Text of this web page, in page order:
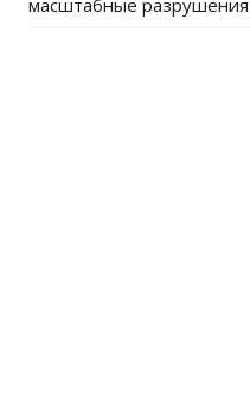
масштабные разрушения